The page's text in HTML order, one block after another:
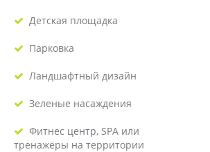
Детская площадка
Парковка
Ландшафтный дизайн
Зеленые насаждения
Фитнес центр, SPA или
тренажёры на территории